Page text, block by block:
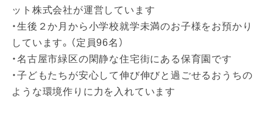
ット株式会社が運営しています
・生後２か月から小学校就学未満のお子様をお預かり
しています。（定員96名）
・名古屋市緑区の閑静な住宅街にある保育園です
・子どもたちが安心して伸び伸びと過ごせるおうちの
ような環境作りに力を入れています